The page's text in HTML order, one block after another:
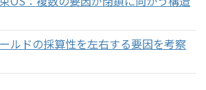
ルドの採算性を左右する要因を考察